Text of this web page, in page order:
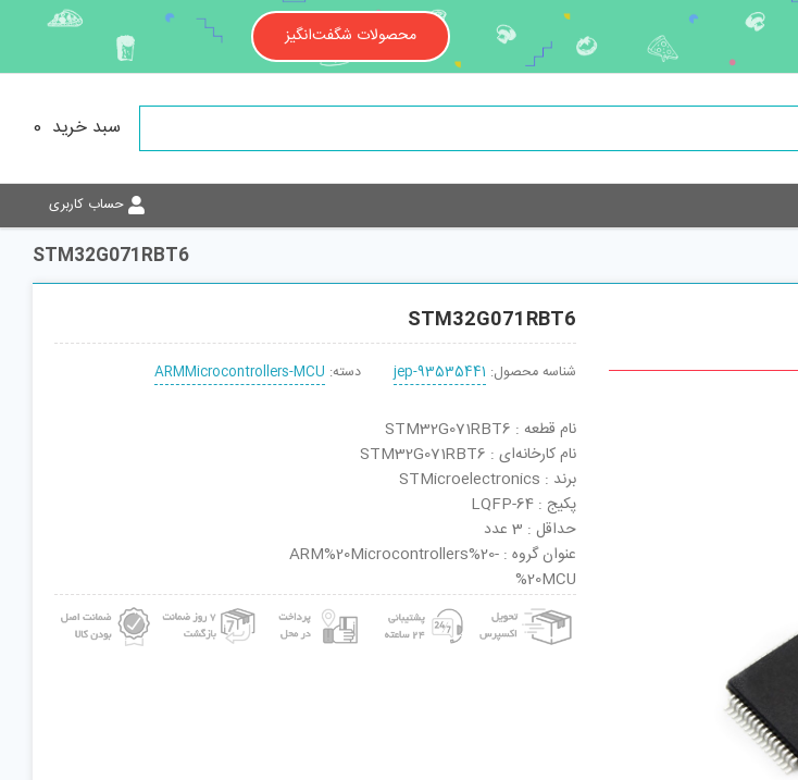
محصولات شگفت‌انگیز
سبد خرید 0
حساب کاربری
STM32G071RBT6
STM32G071RBT6
شناسه محصول: jep-93535441 دسته: ARMMicrocontrollers-MCU
نام قطعه : STM32G071RBT6
نام کارخانه‌ای : STM32G071RBT6
برند : STMicroelectronics
پکیج : LQFP-64
حداقل : 3 عدد
عنوان گروه : ARM%20Microcontrollers%20-
%20MCU